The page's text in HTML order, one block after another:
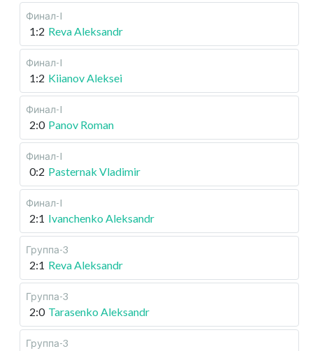
Финал-I
1:2 Reva Aleksandr
Финал-I
1:2 Kiianov Aleksei
Финал-I
2:0 Panov Roman
Финал-I
0:2 Pasternak Vladimir
Финал-I
2:1 Ivanchenko Aleksandr
Группа-3
2:1 Reva Aleksandr
Группа-3
2:0 Tarasenko Aleksandr
Группа-3